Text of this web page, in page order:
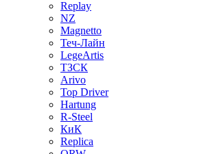
Replay
NZ
Magnetto
Теч-Лайн
LegeArtis
ТЗСК
Arivo
Top Driver
Hartung
R-Steel
КиК
Replica